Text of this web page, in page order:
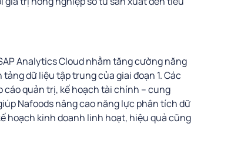
Analytics Cloud nhằm tăng cường năng
dữ liệu tập trung của giai đoạn 1. Các
cáo quản trị, kế hoạch tài chính – cung
Nafoods nâng cao năng lực phân tích dữ
hoạch kinh doanh linh hoạt, hiệu quả cũng